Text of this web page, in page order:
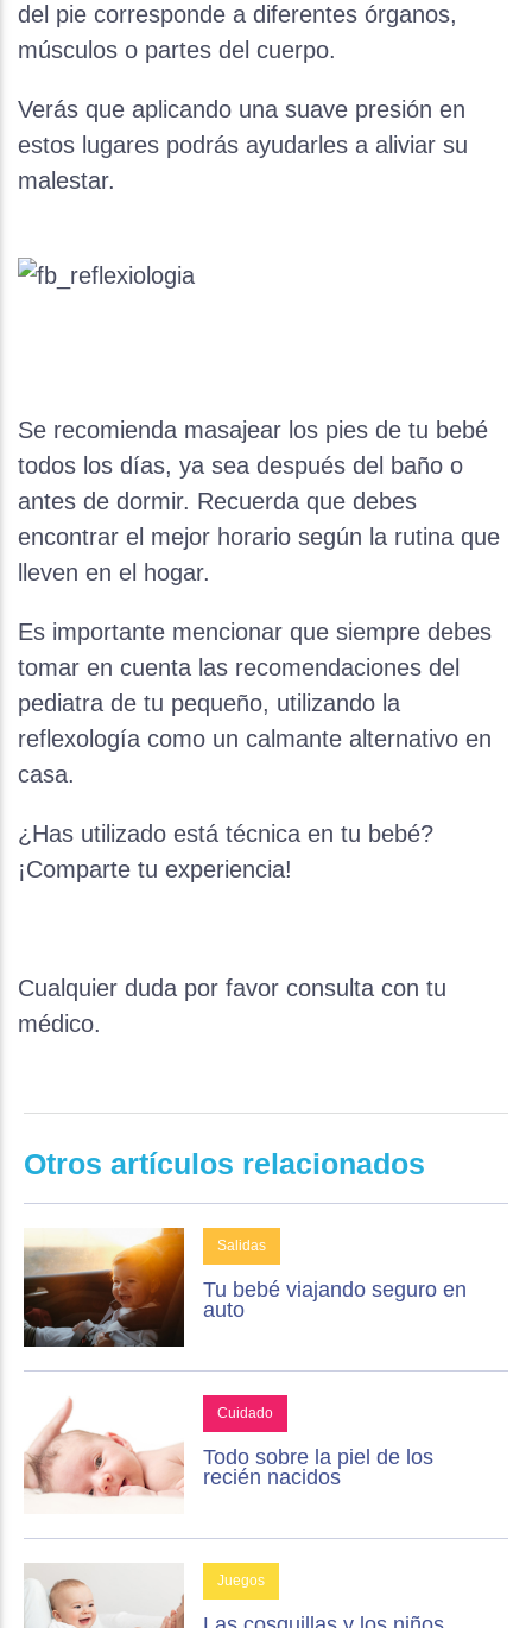
del pie corresponde a diferentes órganos,
músculos o partes del cuerpo.
Verás que aplicando una suave presión en
estos lugares podrás ayudarles a aliviar su
malestar.
Se recomienda masajear los pies de tu bebé
todos los días, ya sea después del baño o
antes de dormir. Recuerda que debes
encontrar el mejor horario según la rutina que
lleven en el hogar.
Es importante mencionar que siempre debes
tomar en cuenta las recomendaciones del
pediatra de tu pequeño, utilizando la
reflexología como un calmante alternativo en
casa.
¿Has utilizado está técnica en tu bebé?
¡Comparte tu experiencia!
Cualquier duda por favor consulta con tu
médico.
Otros artículos relacionados
Salidas
Tu bebé viajando seguro en
auto
Cuidado
Todo sobre la piel de los
recién nacidos
Juegos